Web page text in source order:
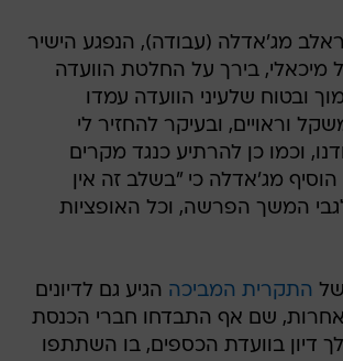
מג'אדלה (עבודה), הנפגע הישיר
מיכאלי, בירך על החלטת הוועדה
ובטוח שלעיני הוועדה עמדו
וראויים, ובעיקר להחזיר לי
וכמו כן להרתיע כנגד מקרים
מג'אדלה כי "בשלב זה אין
המשך הפרשה, וכל האופציות
התקרית המביכה הגיע גם לדיונים
אחרות, שם אף התבדחו חברי הכנסת
דיון בוועדת הכספים, בו השתתפו